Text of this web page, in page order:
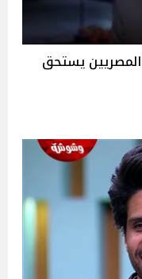
المصريين يستحق